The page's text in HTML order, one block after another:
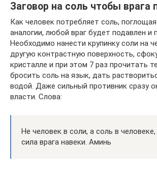
Заговор на соль чтобы врага
Как человек потребляет соль,
аналогии, любой враг будет подавлен и
Необходимо нанести крупинку соли на
другую контрастную поверхность,
кристалле и при этом 7 раз прочитать
бросить соль на язык, дать
водой. Даже сильный противник сразу
власти. Слова:
Не человек в соли, а соль в
сила врага навеки. Аминь